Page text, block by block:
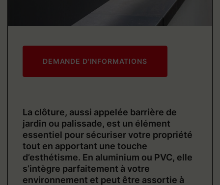
DEMANDE D'INFORMATIONS
La clôture, aussi appelée barrière de
jardin ou palissade, est un élément
essentiel pour sécuriser votre propriété
tout en apportant une touche
d’esthétisme. En aluminium ou PVC, elle
s’intègre parfaitement à votre
environnement et peut être assortie à